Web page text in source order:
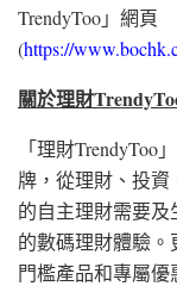
TrendyToo」網頁
(https://
關於理財
「理財
牌，從理財、投
的自主理財需要
的數碼理財體驗
門檻產品和專屬